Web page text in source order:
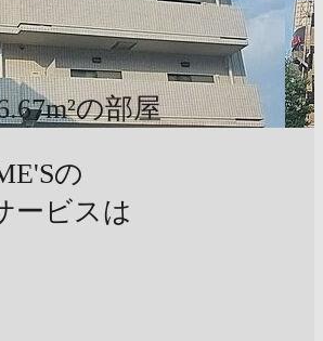
の部屋
の
ービスは